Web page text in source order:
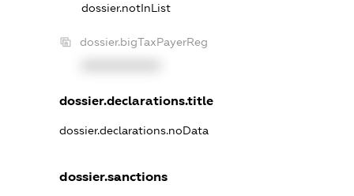
dossier.notInList
dossier.bigTaxPayerReg
dossier.declarations.title
dossier.declarations.noData
dossier.sanctions